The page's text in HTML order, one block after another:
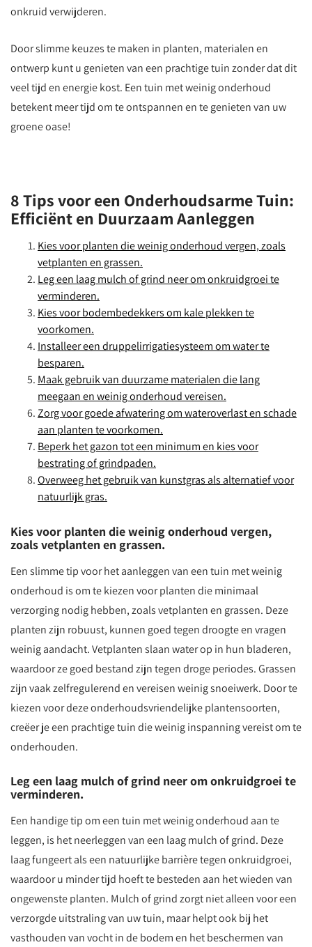
onkruid verwijderen.
Door slimme keuzes te maken in planten, materialen en
ontwerp kunt u genieten van een prachtige tuin zonder dat dit
veel tijd en energie kost. Een tuin met weinig onderhoud
betekent meer tijd om te ontspannen en te genieten van uw
groene oase!
8 Tips voor een Onderhoudsarme Tuin:
Efficiënt en Duurzaam Aanleggen
Kies voor planten die weinig onderhoud vergen, zoals
vetplanten en grassen.
Leg een laag mulch of grind neer om onkruidgroei te
verminderen.
Kies voor bodembedekkers om kale plekken te
voorkomen.
Installeer een druppelirrigatiesysteem om water te
besparen.
Maak gebruik van duurzame materialen die lang
meegaan en weinig onderhoud vereisen.
Zorg voor goede afwatering om wateroverlast en schade
aan planten te voorkomen.
Beperk het gazon tot een minimum en kies voor
bestrating of grindpaden.
Overweeg het gebruik van kunstgras als alternatief voor
natuurlijk gras.
Kies voor planten die weinig onderhoud vergen,
zoals vetplanten en grassen.
Een slimme tip voor het aanleggen van een tuin met weinig
onderhoud is om te kiezen voor planten die minimaal
verzorging nodig hebben, zoals vetplanten en grassen. Deze
planten zijn robuust, kunnen goed tegen droogte en vragen
weinig aandacht. Vetplanten slaan water op in hun bladeren,
waardoor ze goed bestand zijn tegen droge periodes. Grassen
zijn vaak zelfregulerend en vereisen weinig snoeiwerk. Door te
kiezen voor deze onderhoudsvriendelijke plantensoorten,
creëer je een prachtige tuin die weinig inspanning vereist om te
onderhouden.
Leg een laag mulch of grind neer om onkruidgroei te
verminderen.
Een handige tip om een tuin met weinig onderhoud aan te
leggen, is het neerleggen van een laag mulch of grind. Deze
laag fungeert als een natuurlijke barrière tegen onkruidgroei,
waardoor u minder tijd hoeft te besteden aan het wieden van
ongewenste planten. Mulch of grind zorgt niet alleen voor een
verzorgde uitstraling van uw tuin, maar helpt ook bij het
vasthouden van vocht in de bodem en het beschermen van